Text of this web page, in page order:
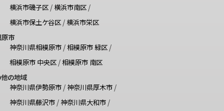
横浜市磯子区/ 横浜市南区/
横浜市保土ケ谷区/ 横浜市栄区
市
神奈川県相模原市/相模原市 緑区/
相模原市 中央区/相模原市 南区
の地域
神奈川県伊勢原市/神奈川県厚木市/
神奈川県藤沢市/神奈川県大和市/